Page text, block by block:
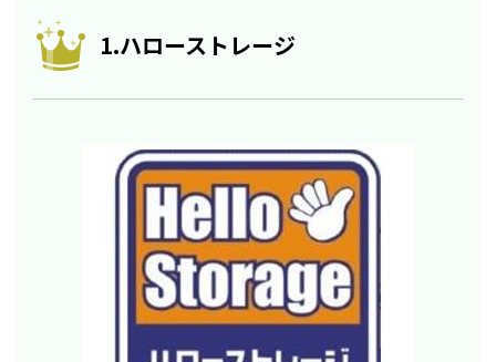
1.ハローストレージ